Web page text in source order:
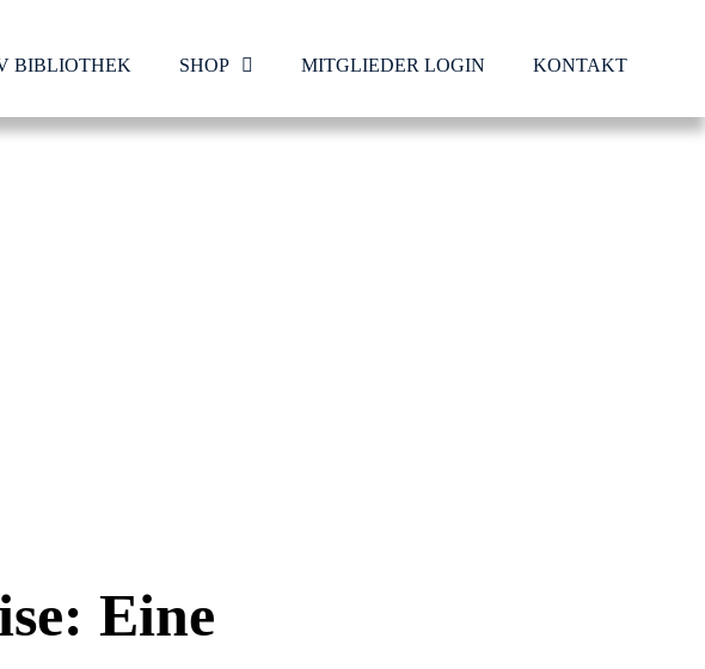
BIBLIOTHEK SHOP MITGLIEDER LOGIN KONTAKT
Eine